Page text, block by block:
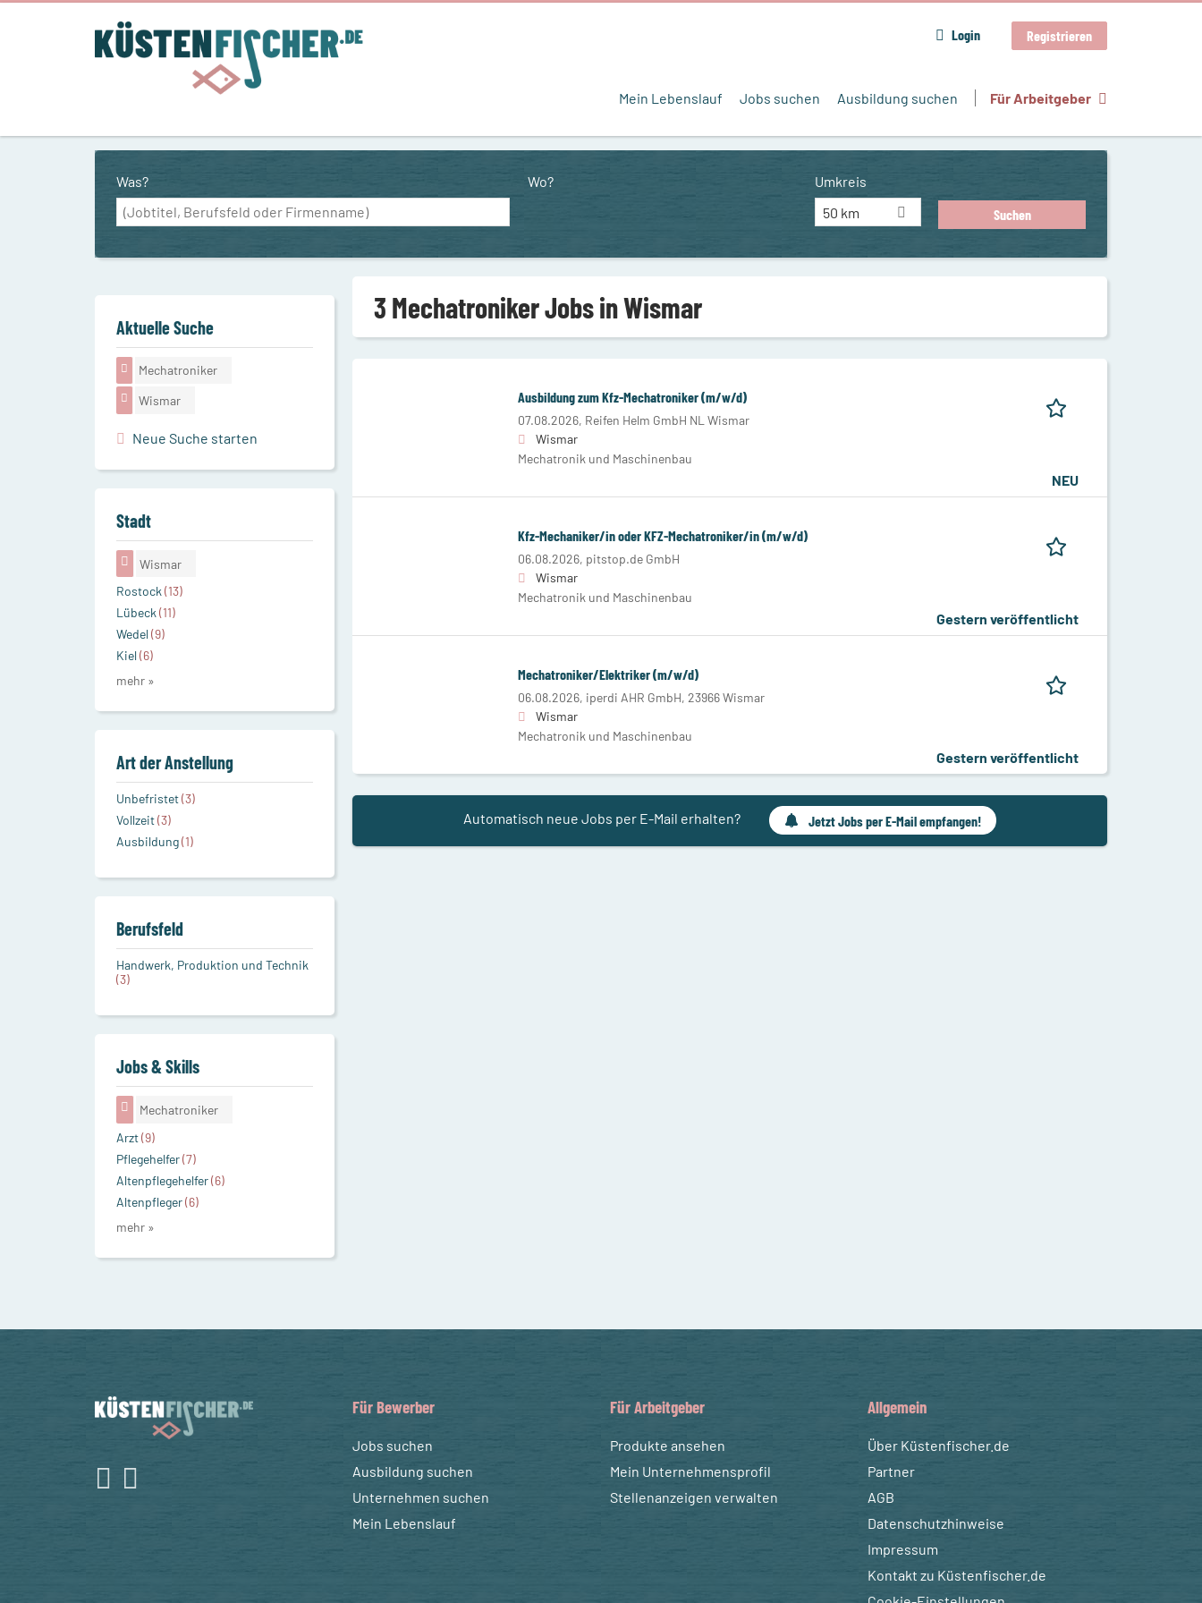
Login Registrieren
Mein Lebenslauf Jobs suchen Ausbildung suchen Für Arbeitgeber
Was? Wo?
Umkreis
50 km
3 Mechatroniker Jobs in Wismar
Ausbildung zum Kfz-Mechatroniker (m/w/d)
07.08.2026, Reifen Helm GmbH NL Wismar
Wismar
Mechatronik und Maschinenbau
NEU
Kfz-Mechaniker/in oder KFZ-Mechatroniker/in (m/w/d)
06.08.2026, pitstop.de GmbH
Wismar
Mechatronik und Maschinenbau
Gestern veröffentlicht
Mechatroniker/Elektriker (m/w/d)
06.08.2026, iperdi AHR GmbH, 23966 Wismar
Wismar
Mechatronik und Maschinenbau
Gestern veröffentlicht
Automatisch neue Jobs per E-Mail erhalten? Jetzt Jobs per E-Mail empfangen!
Aktuelle Suche
Mechatroniker
Wismar
Neue Suche starten
Stadt
Wismar
Rostock(13)
Lübeck(11)
Wedel(9)
Kiel(6)
mehr »
Art der Anstellung
Unbefristet(3)
Vollzeit(3)
Ausbildung(1)
Berufsfeld
Handwerk, Produktion und Technik
(3)
Jobs & Skills
Mechatroniker
Arzt(9)
Pflegehelfer(7)
Altenpflegehelfer(6)
Altenpfleger(6)
mehr »
Für Bewerber
Jobs suchen
Ausbildung suchen
Unternehmen suchen
Mein Lebenslauf
Für Arbeitgeber
Produkte ansehen
Mein Unternehmensprofil
Stellenanzeigen verwalten
Allgemein
Über Küstenfischer.de
Partner
AGB
Datenschutzhinweise
Impressum
Kontakt zu Küstenfischer.de